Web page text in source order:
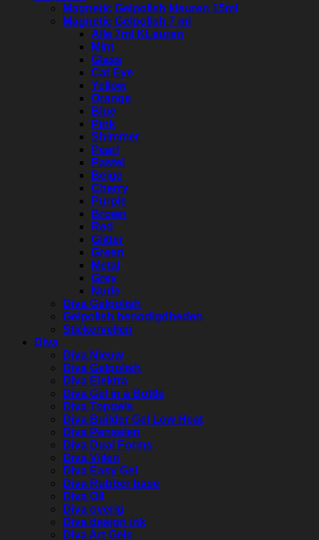
Magnetic Gelpolish kleuren 15ml
Magnetic Gelpolish 7 ml
Alle 7ml KLeuren
Mint
Glass
Cat Eye
Yellow
Orange
Blue
Pink
Shimmer
Pearl
Pastel
Beige
Cherry
Purple
Brown
Red
Glitter
Green
Metal
Grey
Nude
Diva Gelpolish
Gelpolish benodigdheden
Stickervellen
Diva
Diva Nieuw
Diva Gelpolish
Diva Elektra
Diva Gel in a Bottle
Diva Topgels
Diva Builder Gel Low Heat
Diva Penselen
Diva Dual Forms
Diva Vijlen
Diva Easy Gel
Diva Rubber base
Diva Oil
Diva overig
Diva design ink
Diva Art Gels